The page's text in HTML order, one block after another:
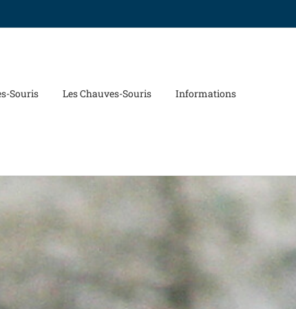
Souris Les Chauves-Souris Informations